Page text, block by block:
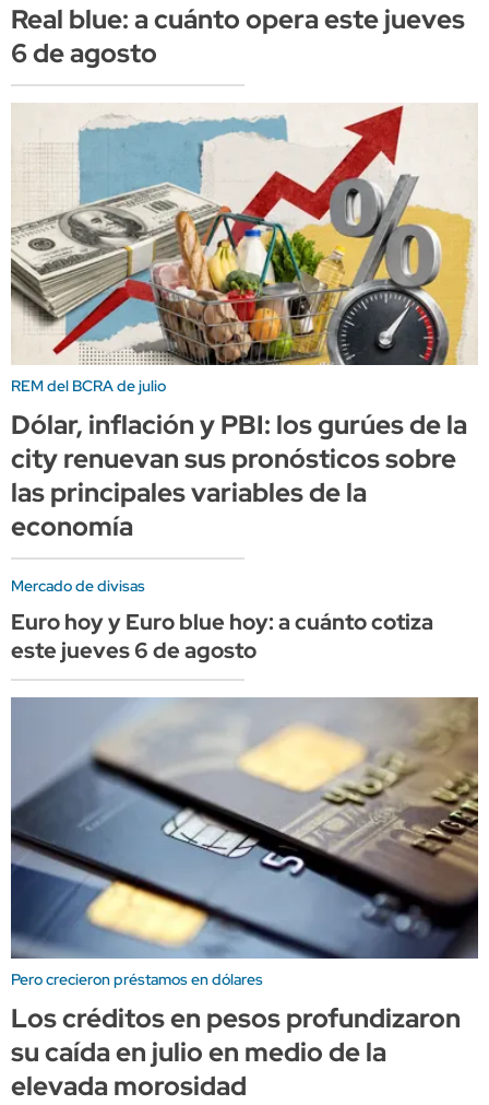
Real blue: a cuánto opera este jueves
6 de agosto
REM del BCRA de julio
Dólar, inflación y PBI: los gurúes de la
city renuevan sus pronósticos sobre
las principales variables de la
economía
Mercado de divisas
Euro hoy y Euro blue hoy: a cuánto cotiza
este jueves 6 de agosto
Pero crecieron préstamos en dólares
Los créditos en pesos profundizaron
su caída en julio en medio de la
elevada morosidad